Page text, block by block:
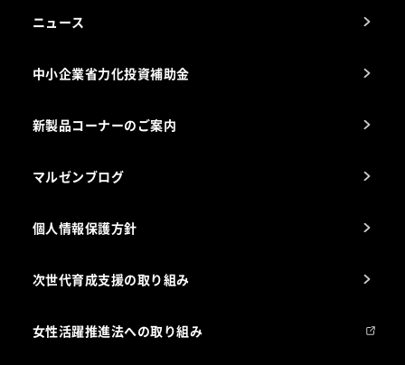
アフターサービスお問合せ先
海外出店をご検討のお客様へ
ニュース
中小企業省力化投資補助金
新製品コーナーのご案内
マルゼンブログ
個人情報保護方針
次世代育成支援の取り組み
女性活躍推進法への取り組み